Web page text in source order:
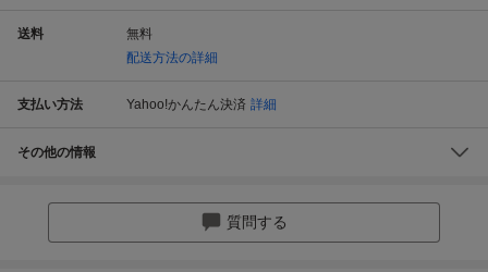
送料
無料
配送方法の詳細
支払い方法 Yahoo!かんたん決済 詳細
その他の情報
質問する